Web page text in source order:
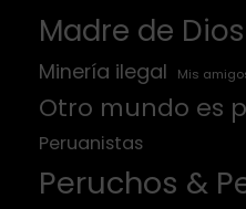
Madre de Dios
Minería ilegal Mis
Otro mundo es
Peruanistas
Peruchos &